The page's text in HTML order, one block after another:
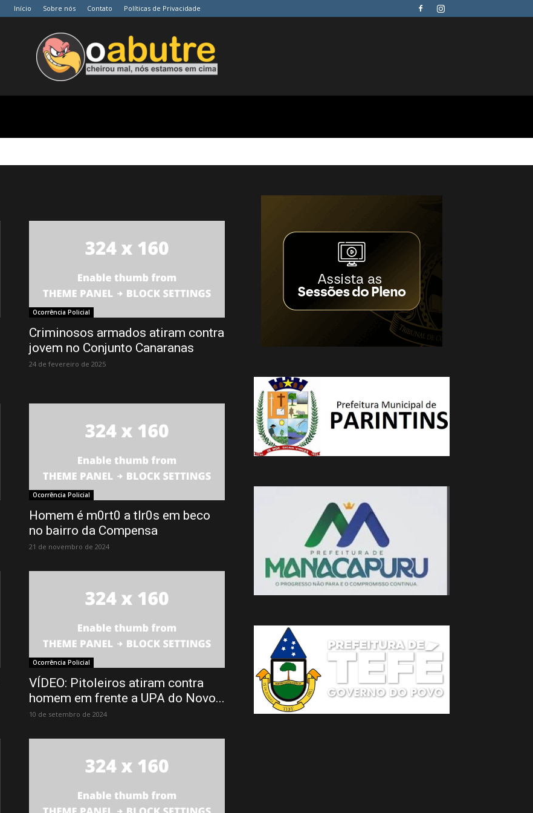
Início Sobre nós Contato Políticas de Privacidade
da
Ocorrência Policial
Criminosos armados atiram contra
jovem no Conjunto Canaranas
24 de fevereiro de 2025
Ocorrência Policial
Homem é m0rt0 a tIr0s em beco
no bairro da Compensa
21 de novembro de 2024
Ocorrência Policial
VÍDEO: Pitoleiros atiram contra
homem em frente a UPA do Novo...
10 de setembro de 2024